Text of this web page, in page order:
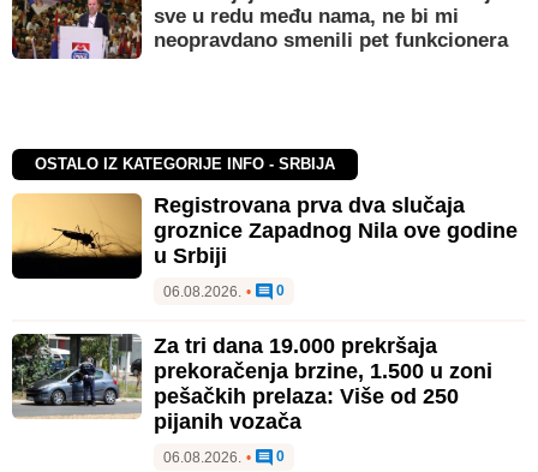
sve u redu među nama, ne bi mi
neopravdano smenili pet funkcionera
OSTALO IZ KATEGORIJE INFO - SRBIJA
Registrovana prva dva slučaja
groznice Zapadnog Nila ove godine
u Srbiji
06.08.2026. • 0
Za tri dana 19.000 prekršaja
prekoračenja brzine, 1.500 u zoni
pešačkih prelaza: Više od 250
pijanih vozača
06.08.2026. • 0